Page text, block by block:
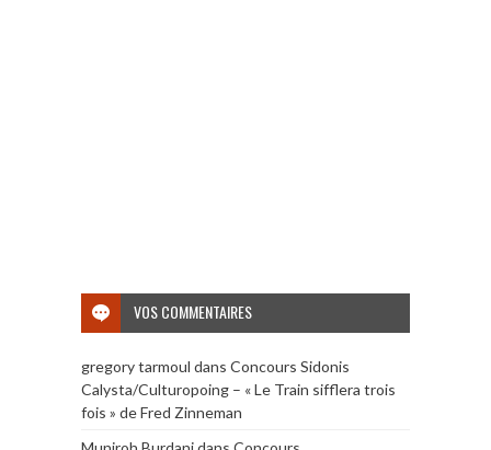
VOS COMMENTAIRES
gregory tarmoul dans Concours Sidonis
Calysta/Culturopoing – « Le Train sifflera trois
fois » de Fred Zinneman